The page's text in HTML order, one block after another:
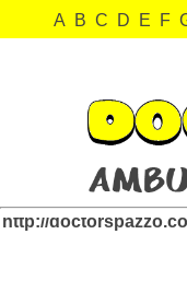
A B C D E F
http://